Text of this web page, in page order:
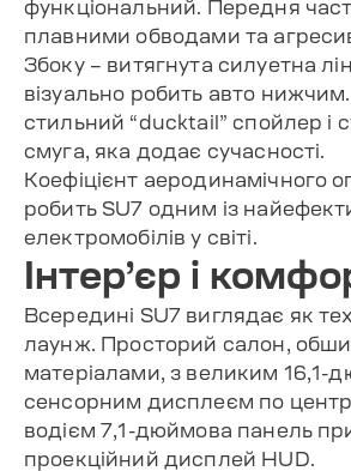
функціональний. Передня
плавними обводами та
Збоку – витягнута силуетна
візуально робить авто
стильний “ducktail” спойлер і
смуга, яка додає сучасності.
Коефіцієнт аеродинамічного
робить SU7 одним із
електромобілів у світі.
Інтер’єр і
Всередині SU7 виглядає як
лаунж. Просторий салон,
матеріалами, з великим 16,1-
сенсорним дисплеєм по
водієм 7,1-дюймова панель
проекційний дисплей HUD.